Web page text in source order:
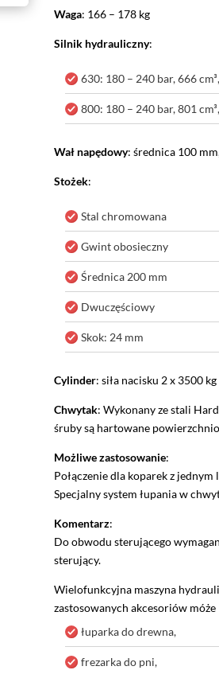
Waga: 166 – 178 kg
Silnik hydrauliczny:
630: 180 – 240 bar, 666
800: 180 – 240 bar, 801
Wał napędowy: średnica 100
Stożek:
Stal chromowana
Gwint obosieczny
Średnica 200 mm
Dwuczęściowy
Skok: 24 mm
Cylinder: siła nacisku 2 x 3500 kg
Chwytak: Wykonany ze stali
śruby są hartowane
Możliwe zastosowanie:
Połączenie dla koparek z
Specjalny system łupania w
Komentarz:
Do obwodu sterującego
sterujący.
Wielofunkcyjna maszyna
zastosowanych akcesoriów
łuparka do drewna,
frezarka do pni,